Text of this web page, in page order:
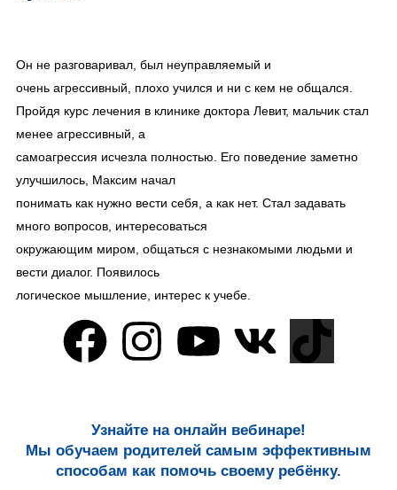
Он не разговаривал, был неуправляемый и
очень агрессивный, плохо учился и ни с кем не общался.
Пройдя курс лечения в клинике доктора Левит, мальчик стал
менее агрессивный, а
самоагрессия исчезла полностью. Его поведение заметно
улучшилось, Максим начал
понимать как нужно вести себя, а как нет. Стал задавать
много вопросов, интересоваться
окружающим миром, общаться с незнакомыми людьми и
вести диалог. Появилось
логическое мышление, интерес к учебе.
Узнайте на онлайн вебинаре!
Мы обучаем родителей самым эффективным
способам как помочь своему ребёнку.